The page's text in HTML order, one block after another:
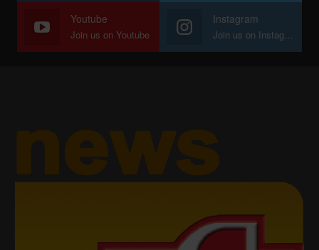
Youtube
Join us on Youtube
Instagram
Join us on Instagram